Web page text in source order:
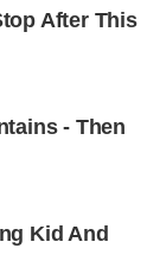
After This
- Then
Kid And